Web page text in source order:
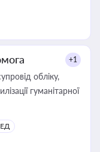
+1
обліку,
гуманітарної